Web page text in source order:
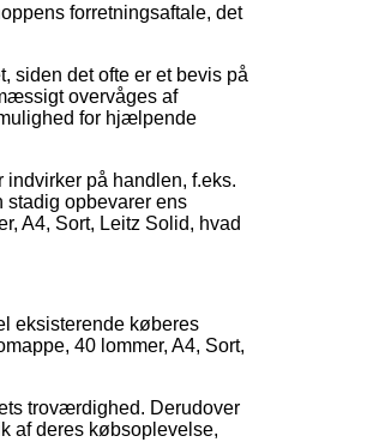
forretningsaftale, det
siden det ofte er et bevis på
overvåges af
for hjælpende
på handlen, f.eks.
stadig opbevarer ens
A4, Sort, Leitz Solid, hvad
eksisterende køberes
40 lommer, A4, Sort,
troværdighed. Derudover
af deres købsoplevelse,